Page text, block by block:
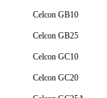
Celcon GB10
Celcon GB25
Celcon GC10
Celcon GC20